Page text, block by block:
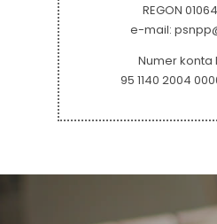
REGON
e-mail:
Numer
95 1140 2004